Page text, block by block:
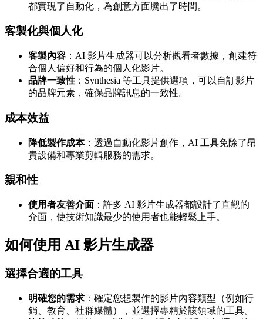
都實現了自動化，為創意方面騰出了時間。
客製化與個人化
客製內容 ：AI 影片生成器可以分析觀看者數據，創建符
合個人偏好和行為的個人化影片。
品牌一致性 ：Synthesia 等工具提供選項，可以自訂影片
的品牌元素，確保品牌訊息的一致性。
成本效益
降低製作成本：透過自動化影片創作，AI 工具免除了昂
貴設備和專業剪輯服務的需求。
親和性
使用者友善介面 ：許多 AI 影片生成器都設計了直觀的
介面，使技術知識最少的使用者也能輕鬆上手。
如何使用 AI 影片生成器
選擇合適的工具
明確您的需求 ：確定您想製作的影片內容類型（例如行
銷、教育、社群媒體），並選擇專精於該領域的工具。